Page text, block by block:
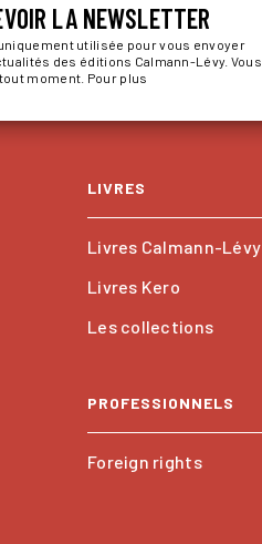
LA NEWSLETTER
utilisée pour vous envoyer
des éditions Calmann-Lévy. Vous
moment. Pour plus
LIVRES
Livres Calmann-Lévy
Livres Kero
Les collections
PROFESSIONNELS
Foreign rights